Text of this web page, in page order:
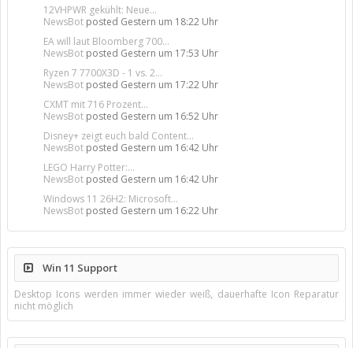
12VHPWR gekühlt: Neue...
NewsBot posted Gestern um 18:22 Uhr
EA will laut Bloomberg 700...
NewsBot posted Gestern um 17:53 Uhr
Ryzen 7 7700X3D - 1 vs. 2...
NewsBot posted Gestern um 17:22 Uhr
CXMT mit 716 Prozent...
NewsBot posted Gestern um 16:52 Uhr
Disney+ zeigt euch bald Content...
NewsBot posted Gestern um 16:42 Uhr
LEGO Harry Potter:...
NewsBot posted Gestern um 16:42 Uhr
Windows 11 26H2: Microsoft...
NewsBot posted Gestern um 16:22 Uhr
Win 11 Support
Desktop Icons werden immer wieder weiß, dauerhafte Icon Reparatur
nicht möglich